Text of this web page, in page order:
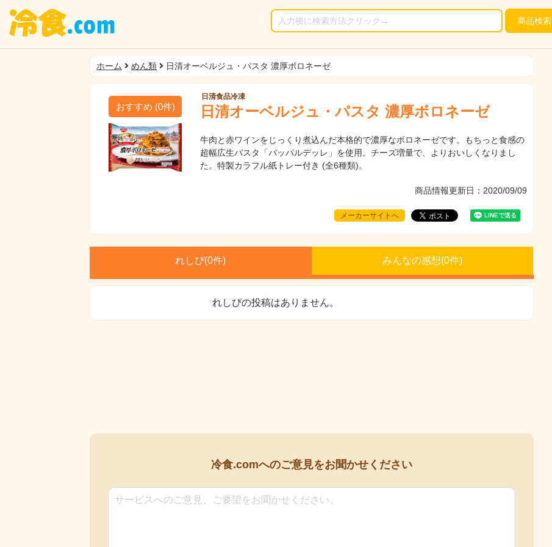
商品検索
ホーム めん類 日清オーベルジュ・パスタ 濃厚ボロネーゼ
おすすめ (0件)
日清食品冷凍
日清オーベルジュ・パスタ 濃厚ボロネーゼ
牛肉と赤ワインをじっくり煮込んだ本格的で濃厚なボロネーゼです。もちっと食感の
超幅広生パスタ「パッパルデッレ」を使用。チーズ増量で、よりおいしくなりまし
た。特製カラフル紙トレー付き (全6種類)。
商品情報更新日：2020/09/09
メーカーサイトへ
れしぴ(0件) みんなの感想(0件)
れしぴの投稿はありません。
冷食.comへのご意見をお聞かせください